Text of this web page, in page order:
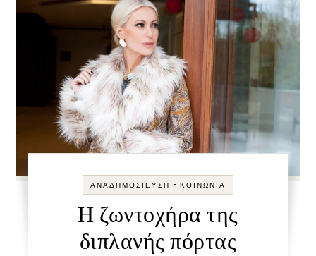
ΑΝΑΔΗΜΟΣΊΕΥΣΗ - ΚΟΙΝΩΝΊΑ
Η ζωντοχήρα της
διπλανής πόρτας